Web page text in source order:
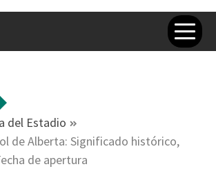
del Estadio
de Alberta: Significado histórico,
de apertura